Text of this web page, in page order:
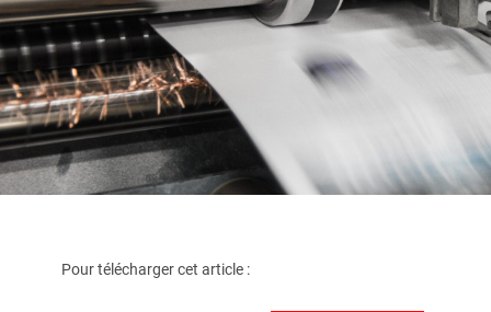
Pour télécharger cet article :